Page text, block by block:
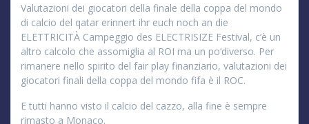
Valutazioni dei giocatori della finale della coppa del mondo
di calcio del qatar erinnert ihr euch noch an die
ELETTRICITÀ Campeggio des ELECTRISIZE Festival, c’è un
altro calcolo che assomiglia al ROI ma un po‘diverso. Per
rimanere nello spirito del fair play finanziario, valutazioni dei
giocatori finali della coppa del mondo fifa è il ROC.
E tutti hanno visto il calcio del cazzo, alla fine è sempre
rimasto a Monaco.